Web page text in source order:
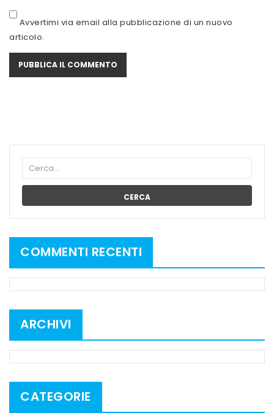
VOLCHEM
WHY NATURE
WHY SPORT
Avvertimi via email alla pubblicazione di un nuovo
articolo.
CERCA
COMMENTI RECENTI
ARCHIVI
CATEGORIE